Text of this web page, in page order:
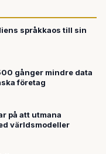
språkkaos till sin
gånger mindre data
företag
på att utmana
världsmodeller